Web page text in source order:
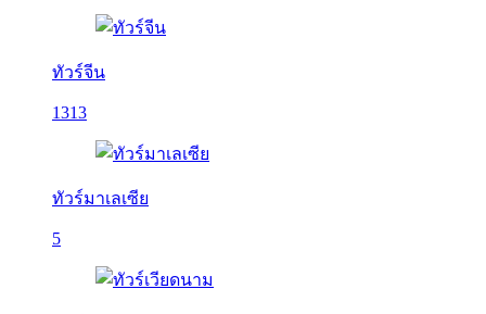
ทัวร์จีน
1313
ทัวร์มาเลเซีย
5